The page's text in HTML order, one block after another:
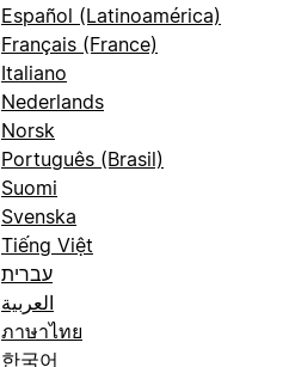
Español (Latinoamérica)
Français (France)
Italiano
Nederlands
Norsk
Português (Brasil)
Suomi
Svenska
Tiếng Việt
עברית
العربية
ภาษาไทย
한국어